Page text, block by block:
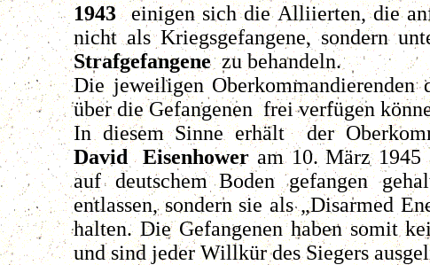
1943einigen sich die Alliierten, die
nicht als Kriegsgefangene, sondern
Strafgefangenezu behandeln.
Die jeweiligen
über die Gefangenen frei verfügen
In diesem Sinne erhält der
David Eisenhoweram 10. März 1945
auf deutschem Boden gefangen
entlassen, sondern sie als „Disarmed
halten. Die Gefangenen haben somit
und sind jeder Willkür des Siegers